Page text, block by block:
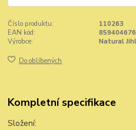
Číslo produktu:
110263
EAN kód:
Výrobce:
Natural
Do oblíbených
Kompletní specifikace
Složení: